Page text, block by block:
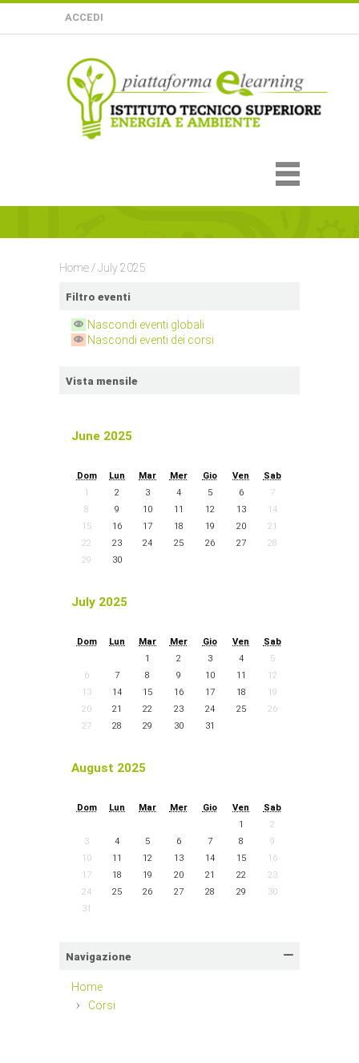
ACCEDI
Home /July 2025
Filtro eventi
Nascondi eventi globali
Nascondi eventi dei corsi
Vista mensile
June 2025
Dom Lun Mar Mer Gio Ven
Sab
1
2 3 4 5 6
7
8
9 10 11 12 13
14
15
16 17 18 19 20
21
22
23 24 25 26 27
28
29
30
July 2025
Dom Lun Mar Mer Gio Ven
Sab
1
2 3 4
5
6
7 8 9 10 11
12
13
14 15 16 17 18
19
20
21 22 23 24 25
26
27
28 29 30 31
August 2025
Dom Lun Mar Mer Gio Ven
Sab
1
2
3
4 5 6 7 8
9
10
11 12 13 14 15
16
17
18 19 20 21 22
23
24
25 26 27 28 29
30
31
Navigazione
Home
Corsi